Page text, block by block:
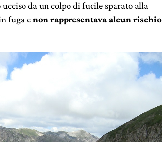
ucciso da un colpo di fucile sparato alla
fuga enon rappresentava alcun rischio